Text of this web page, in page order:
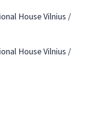
House Vilnius /
House Vilnius /